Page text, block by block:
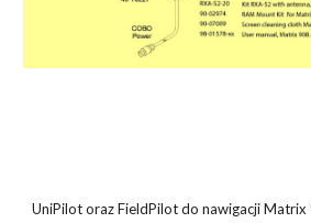
Poniżej
UniPilot oraz FieldPilot do nawigacji Matrix